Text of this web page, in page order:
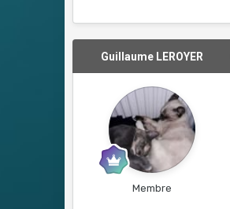
Guillaume LEROYER
Membre